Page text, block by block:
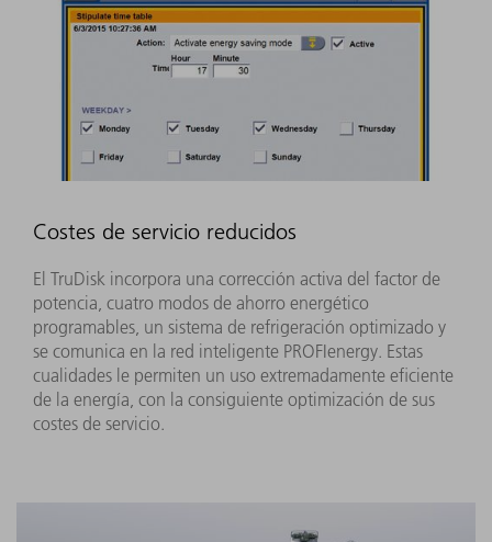
Costes de servicio reducidos
El TruDisk incorpora una corrección activa del factor de
potencia, cuatro modos de ahorro energético
programables, un sistema de refrigeración optimizado y
se comunica en la red inteligente PROFIenergy. Estas
cualidades le permiten un uso extremadamente eficiente
de la energía, con la consiguiente optimización de sus
costes de servicio.